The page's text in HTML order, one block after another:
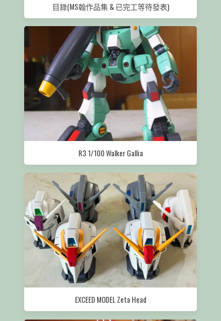
目錄(MS翰作品集 & 已完工等待發表)
R3 1/100 Walker Gallia
EXCEED MODEL Zeta Head